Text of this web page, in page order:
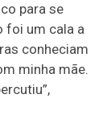
para se
foi um cala a
conheciam
minha mãe.